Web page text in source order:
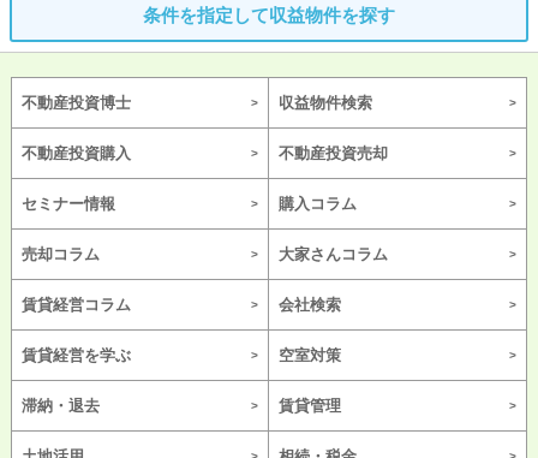
条件を指定して収益物件を探す
不動産投資博士 収益物件検索
不動産投資購入 不動産投資売却
セミナー情報 購入コラム
売却コラム 大家さんコラム
賃貸経営コラム 会社検索
賃貸経営を学ぶ 空室対策
滞納・退去 賃貸管理